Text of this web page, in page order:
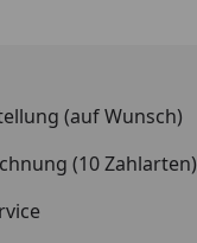
(auf Wunsch)
(10 Zahlarten)